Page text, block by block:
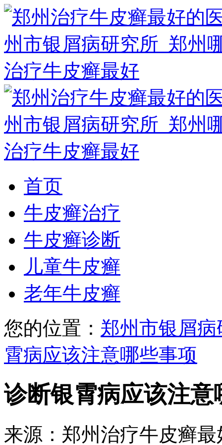
首页
牛皮癣治疗
牛皮癣诊断
儿童牛皮癣
老年牛皮癣
您的位置： 郑州市银屑病
霄病应该注意哪些事项
诊断银霄病应该注意
来源：郑州治疗牛皮癣